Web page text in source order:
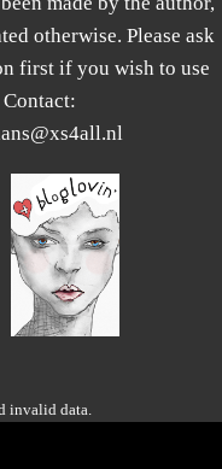
otherwise. Please ask
first if you wish to use
invalid data.